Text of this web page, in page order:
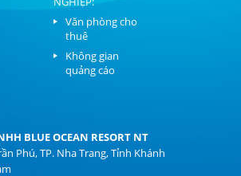
Văn phòng cho
thuê
Không gian
quảng cáo
BLUE OCEAN RESORT NT
Phú, TP. Nha Trang, Tỉnh Khánh